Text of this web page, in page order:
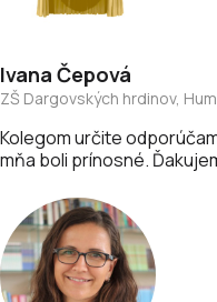
Ivana Čepová
ZŠ Dargovských hrdinov,
Kolegom určite
mňa boli prínosné.